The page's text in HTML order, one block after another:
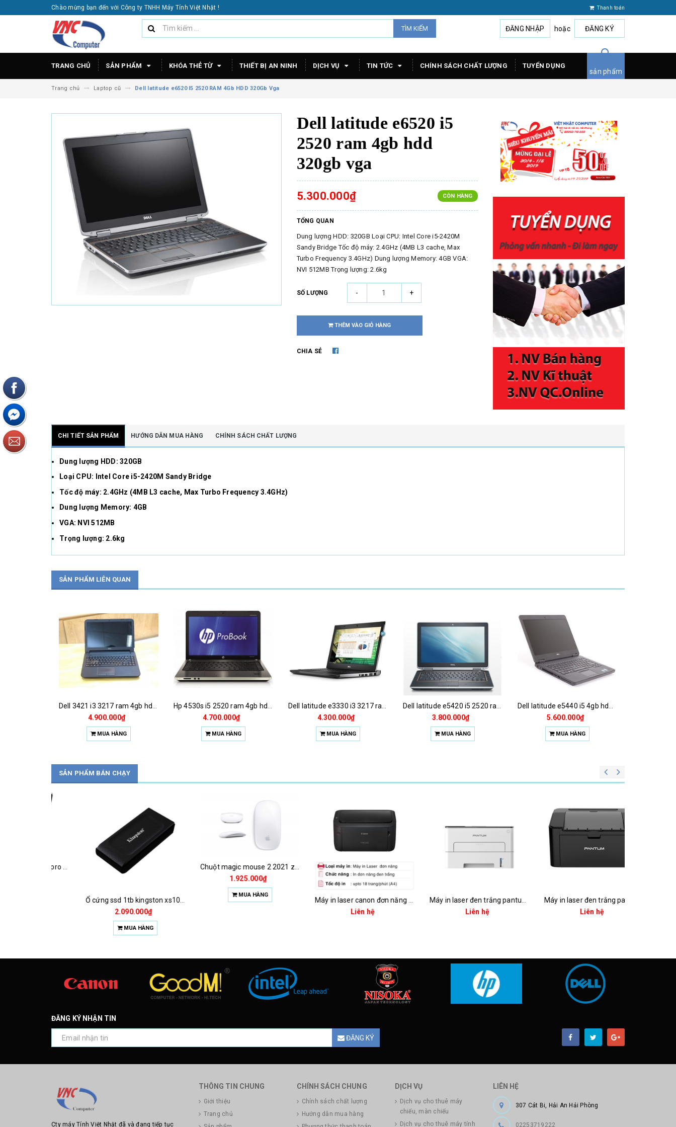
Chào mừng bạn đến với Công ty TNHH Máy Tính Việt Nhật ! Thanh toán
TÌM KIẾM ĐĂNG NHẬP hoặc ĐĂNG KÝ
TRANG CHỦ SẢN PHẨM KHÓA THẺ TỪ THIẾT BỊ AN NINH DỊCH VỤ TIN TỨC CHÍNH SÁCH CHẤT LƯỢNG TUYỂN DỤNG
sản phẩm
Trang chủ Laptop cũ Dell latitude e6520 I5 2520 RAM 4Gb HDD 320Gb Vga
Dell latitude e6520 i5
2520 ram 4gb hdd
320gb vga
5.300.000₫ CÒN HÀNG
TỔNG QUAN
Dung lượng HDD: 320GB Loại CPU: Intel Core i5-2420M
Sandy Bridge Tốc độ máy: 2.4GHz (4MB L3 cache, Max
Turbo Frequency 3.4GHz) Dung lượng Memory: 4GB VGA:
NVI 512MB Trọng lượng: 2.6kg
SỐ LƯỢNG - +
THÊM VÀO GIỎ HÀNG
CHIA SẺ
CHI TIẾT SẢN PHẨM HƯỚNG DẪN MUA HÀNG CHÍNH SÁCH CHẤT LƯỢNG
Dung lượng HDD: 320GB
Loại CPU: Intel Core i5-2420M Sandy Bridge
Tốc độ máy: 2.4GHz (4MB L3 cache, Max Turbo Frequency 3.4GHz)
Dung lượng Memory: 4GB
VGA: NVI 512MB
Trọng lượng: 2.6kg
SẢN PHẨM LIÊN QUAN
Dell 3421 i3 3217 ram 4gb hdd 500gb
4.900.000₫
MUA HÀNG
Hp 4530s i5 2520 ram 4gb hdd 250gb
4.700.000₫
MUA HÀNG
Dell latitude e3330 i3 3217 ram 4gb hdd 320gb
4.300.000₫
MUA HÀNG
Dell latitude e5420 i5 2520 ram 4gb hdd 320gb
3.800.000₫
MUA HÀNG
Dell latitude e5440 i5 4gb hdd 320gb
5.600.000₫
MUA HÀNG
SẢN PHẨM BÁN CHẠY
Ổ cứng ssd 1tb kingston xs1000 (bảo hành 3 năm)
2.090.000₫
MUA HÀNG
Chuột magic mouse 2 2021 za/a
1.925.000₫
MUA HÀNG
Máy in laser canon đơn năng lbp6030b
Máy in laser đen trắng pantum p3012dw (a4 | in đảo mặt | usb| wifi)
Máy in laser đen trắng pantum p2516 (in, a4, usb)
ĐĂNG KÝ NHẬN TIN
ĐĂNG KÝ
Cty máy Tính Việt Nhật đã và đang tiếp tục
THÔNG TIN CHUNG
Giới thiệu
Trang chủ
CHÍNH SÁCH CHUNG
Chính sách chất lượng
Hướng dẫn mua hàng
DỊCH VỤ
Dịch vụ cho thuê máy
chiếu, màn chiếu
Dịch vụ cho thuê máy tính
LIÊN HỆ
307 Cát Bi, Hải An Hải Phòng
02253719222